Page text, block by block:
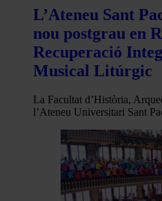
L’Ateneu Sant
nou postgrau en
Recuperació
Musical Litúrgic
La Facultat d’Història,
l’Ateneu Universitari Sant